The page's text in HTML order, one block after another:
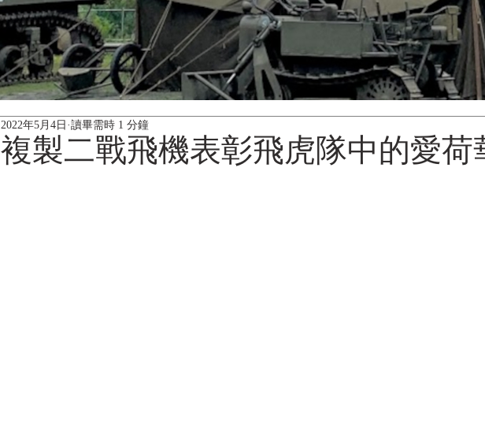
複製二戰飛機表彰飛虎隊中的愛荷
2022年5月4日 讀畢需時 1 分鐘